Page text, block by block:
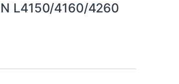
L4150/4160/4260